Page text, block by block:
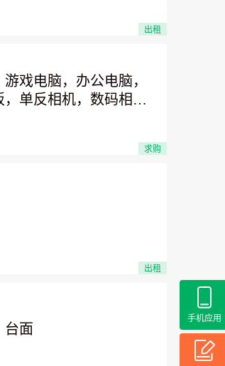
手机应用
扫描枪回收 二手进口仪
，回收万用表，回收
分析仪,回收仪器仪表
头产品，回收佳能镜
收适马，腾龙镜头，
，85mm ,18-200mm
价格公道，合理！欢
者回扣-茶水钱丰厚-
快 电话：15152200083
出租
戏电脑，办公电脑，
单反相机，数码相
脑回收是通过环保认
机-打印机-投影仪 1：
戴尔联想惠普服务
服务器、服务器内存
机、佳能尼康索尼徕
镜头、摄像机、自拍
果手机-OPPO手机-华
析仪，回收频谱分析
色彩分析仪，回收光
表 6:上门高价回收:苹
求购
出租
台面